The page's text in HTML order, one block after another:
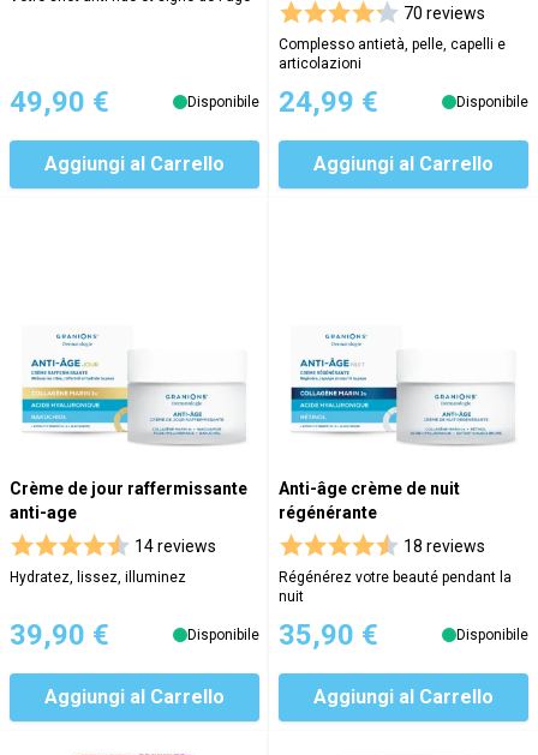
49,90 € Disponibile
Aggiungi al Carrello
70 reviews
Complesso antietà, pelle, capelli e
articolazioni
24,99 € Disponibile
Aggiungi al Carrello
Crème de jour raffermissante
anti-age
14 reviews
Hydratez, lissez, illuminez
39,90 € Disponibile
Aggiungi al Carrello
Anti-âge crème de nuit
régénérante
18 reviews
Régénérez votre beauté pendant la
nuit
35,90 € Disponibile
Aggiungi al Carrello